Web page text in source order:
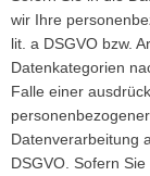
wir Ihre
lit. a DSGVO bzw.
Datenkategorien
Falle einer
Datenverarbeitung
DSGVO. Sofern